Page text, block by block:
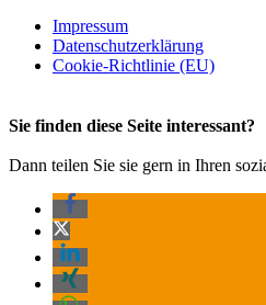
Impressum
Datenschutz­erklärung
Cookie-Richtlinie (EU)
Sie finden diese Seite interessant?
Dann teilen Sie sie gern in Ihren